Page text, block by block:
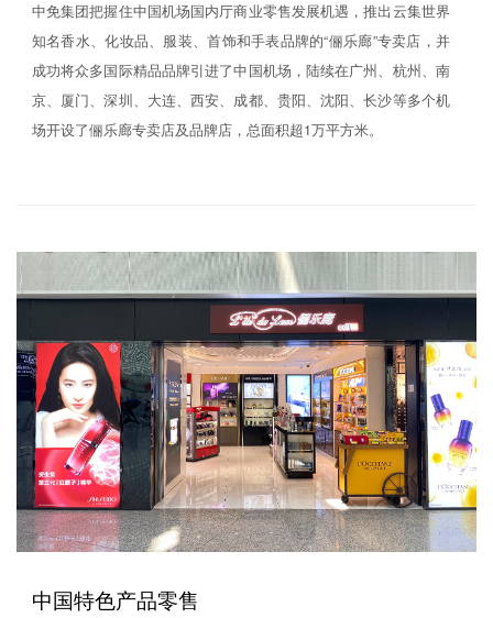
中免集团把握住中国机场国内厅商业零售发展机遇，推出云集世界
知名香水、化妆品、服装、首饰和手表品牌的“俪乐廊”专卖店，并
成功将众多国际精品品牌引进了中国机场，陆续在广州、杭州、南
京、厦门、深圳、大连、西安、成都、贵阳、沈阳、长沙等多个机
场开设了俪乐廊专卖店及品牌店，总面积超1万平方米。
中国特色产品零售